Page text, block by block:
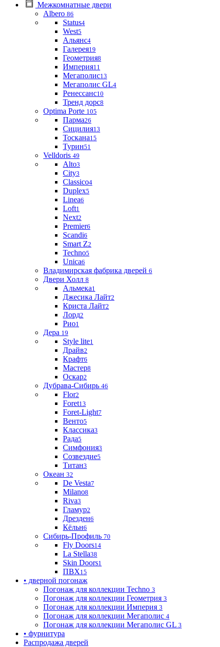
Межкомнатные двери
Albero 86
Status4
West5
Альянс4
Галерея19
Геометрия8
Империя11
Мегаполис13
Мегаполис GL4
Ренессанс10
Тренд дорс8
Optima Porte 105
Парма26
Сицилия13
Тоскана15
Турин51
Velldoris 49
Alto3
City3
Classico4
Duplex5
Linea6
Loft1
Next2
Premier6
Scandi6
Smart Z2
Techno5
Unica6
Владимирская фабрика дверей 6
Двери Холл 8
Альмека1
Джесика Лайт2
Криста Лайт2
Лорд2
Рио1
Дера 19
Style lite1
Драйв2
Крафт6
Мастер8
Оскар2
Дубрава-Сибирь 46
Flor2
Foret13
Foret-Light7
Венто5
Классика3
Рада5
Симфония3
Созвездие5
Титан3
Океан 32
De Vesta7
Milano8
Riva3
Гламур2
Дрезден6
Кёльн6
Сибирь-Профиль 70
Fly Doors14
La Stella38
Skin Doors1
ПВХ15
• дверной погонаж
Погонаж для коллекции Techno 3
Погонаж для коллекции Геометрия 3
Погонаж для коллекции Империя 3
Погонаж для коллекции Мегаполис 4
Погонаж для коллекции Мегаполис GL 3
• фурнитура
Распродажа дверей